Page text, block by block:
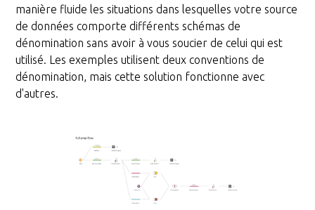
manière fluide les situations dans lesquelles votre source
de données comporte différents schémas de
dénomination sans avoir à vous soucier de celui qui est
utilisé. Les exemples utilisent deux conventions de
dénomination, mais cette solution fonctionne avec
d'autres.